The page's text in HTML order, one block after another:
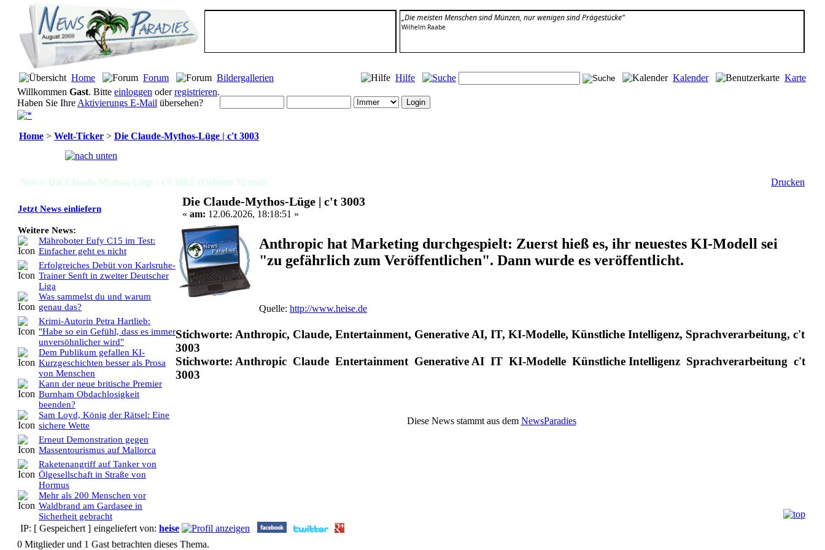
„Die meisten Menschen sind Münzen, nur wenigen sind Prägestücke”
Wilhelm Raabe
Home Forum Bildergallerien Hilfe Kalender
Karte
Willkommen Gast. Bitte einloggen oderregistrieren.
Haben Sie Ihre Aktivierungs E-Mail übersehen?
Home > Welt-Ticker > Die Claude-Mythos-Lüge | c't 3003
News: Die Claude-Mythos-Lüge | c't 3003 (Gelesen 72 mal) Drucken
Jetzt News einliefern
Weitere News:
Mähroboter Eufy C15 im Test:
Einfacher geht es nicht
Erfolgreiches Debüt von Karlsruhe-
Trainer Senft in zweiter Deutscher
Liga
Was sammelst du und warum
genau das?
Krimi-Autorin Petra Hartlieb:
"Habe so ein Gefühl, dass es immer
unversöhnlicher wird"
Dem Publikum gefallen KI-
Kurzgeschichten besser als Prosa
von Menschen
Kann der neue britische Premier
Burnham Obdachlosigkeit
beenden?
Sam Loyd, König der Rätsel: Eine
sichere Wette
Erneut Demonstration gegen
Massentourismus auf Mallorca
Raketenangriff auf Tanker von
Ölgesellschaft in Straße von
Hormus
Mehr als 200 Menschen vor
Waldbrand am Gardasee in
Sicherheit gebracht
Die Claude-Mythos-Lüge | c't 3003
« am: 12.06.2026, 18:18:51 »
Anthropic hat Marketing durchgespielt: Zuerst hieß es, ihr neuestes KI-Modell sei
"zu gefährlich zum Veröffentlichen". Dann wurde es veröffentlicht.
Quelle: http://www.heise.de
Stichworte: Anthropic, Claude, Entertainment, Generative AI, IT, KI-Modelle, Künstliche Intelligenz, Sprachverarbeitung, c't
3003
Stichworte: Anthropic Claude Entertainment Generative AI IT KI-Modelle Künstliche Intelligenz Sprachverarbeitung c't
3003
Diese News stammt aus dem NewsParadies
IP: [ Gespeichert ] eingeliefert von: heise
0 Mitglieder und 1 Gast betrachten dieses Thema.